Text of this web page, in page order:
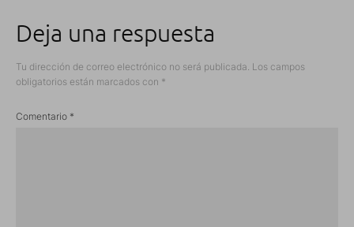
Deja una respuesta
Tu dirección de correo electrónico no será publicada. Los campos
obligatorios están marcados con *
Comentario *